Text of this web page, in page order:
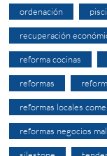
ordenación
recuperación
reforma cocinas
reformas
reformas locales
reformas negocios